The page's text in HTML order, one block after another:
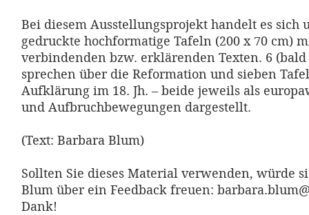
Bei diesem Ausstellungsprojekt handelt es sich
gedruckte hochformatige Tafeln (200 x 70 cm)
verbindenden bzw. erklärenden Texten. 6
sprechen über die Reformation und sieben
Aufklärung im 18. Jh. – beide jeweils als
und Aufbruchbewegungen dargestellt.
(Text: Barbara Blum)
Sollten Sie dieses Material verwenden, würde
Blum über ein Feedback freuen:
Dank!